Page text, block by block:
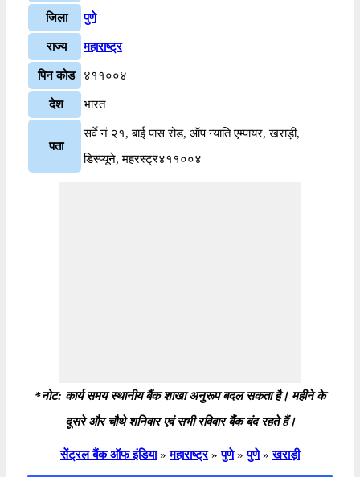
जिला पुणे
राज्य महाराष्ट्र
पिन कोड ४११००४
देश भारत
पता
सर्वे नं २१, बाई पास रोड, ऑप न्याति एम्पायर, खराड़ी,
डिस्प्यूने, महरस्ट्र४११००४
*नोट: कार्य समय स्थानीय बैंक शाखा अनुरूप बदल सकता है। महीने के
दूसरे और चौथे शनिवार एवं सभी रविवार बैंक बंद रहते हैं।
सेंट्रल बैंक ऑफ इंडिया » महाराष्ट्र » पुणे » पुणे » खराड़ी